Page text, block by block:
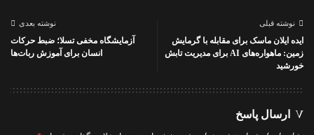
نوشته قبلی
ایده ایلان ماسک برای مقابله با گرمایش
زمین: ماهواره‌های AI برای مدیریت تابش
خورشید
نوشته بعدی
آزمایشگاه مخفی تسلا؛ ضبط حرکات
انسان برای آموزش ربات‌ها
ارسال پاسخ